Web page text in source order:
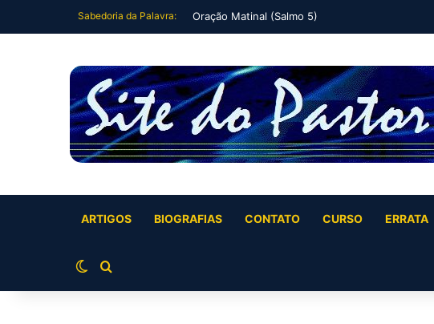
Sabedoria da Palavra: Oração Matinal (Salmo 5)
ARTIGOS BIOGRAFIAS CONTATO CURSO ERRATA
Switch skin
Buscar por